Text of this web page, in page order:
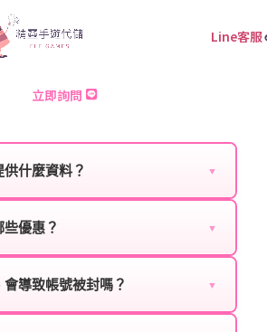
Line客服
亡騎士 儲值
立即詢問
什麼資料？ ▼
優惠？ ▼
惠及節日限定活動，儲值最低6折
導致帳號被封嗎？ ▼